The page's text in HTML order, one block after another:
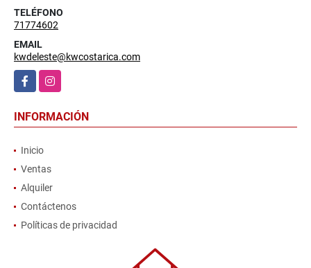
TELÉFONO
71774602
EMAIL
kwdeleste@kwcostarica.com
FacebookInstagram
INFORMACIÓN
Inicio
Ventas
Alquiler
Contáctenos
Políticas de privacidad